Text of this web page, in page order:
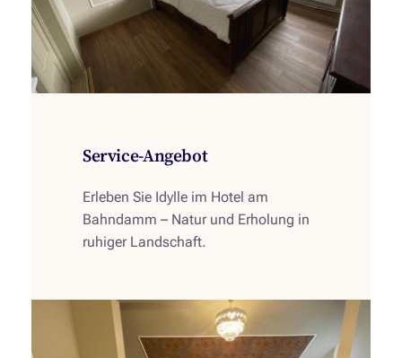
Service-Angebot
Erleben Sie Idylle im Hotel am
Bahndamm – Natur und Erholung in
ruhiger Landschaft.